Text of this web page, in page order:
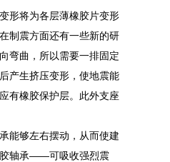
形将为各层薄橡胶片变形
制震方面还有一些新的研
弯曲，所以需要一排固定
产生挤压变形，使地震能
有橡胶保护层。此外支座
能够左右摆动，从而使建
胶轴承——可吸收强烈震